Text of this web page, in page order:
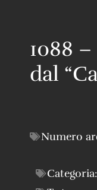
1088
dal
Numero
Categoria: